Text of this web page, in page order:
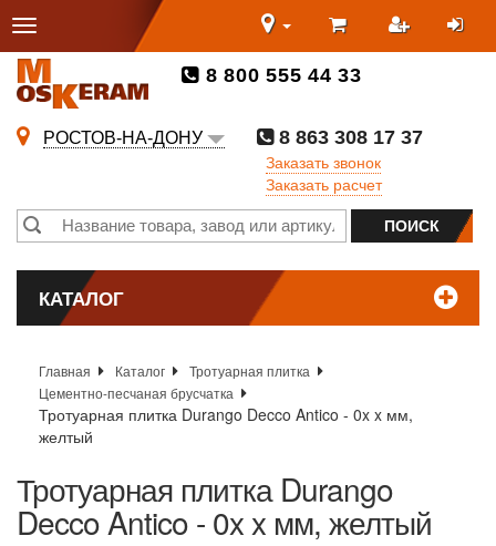
8 800 555 44 33
РОСТОВ-НА-ДОНУ
8 863 308 17 37
Заказать звонок
Заказать расчет
КАТАЛОГ
Главная Каталог
Тротуарная плитка
Цементно-песчаная брусчатка
Тротуарная плитка Durango Decco Antico - 0x x мм,
желтый
Тротуарная плитка Durango
Decco Antico - 0x x мм, желтый